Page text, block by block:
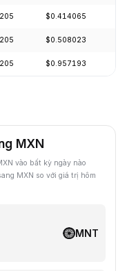
$0.414065
$0.508023
$0.957193
MXN
vào bất kỳ ngày nào
MXN so với giá trị hôm
MNT